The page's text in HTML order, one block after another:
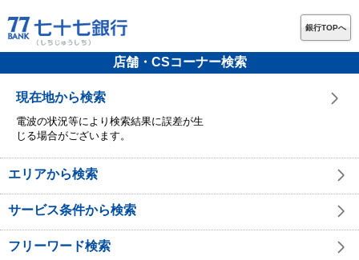
銀行TOPへ
店舗・CSコーナー検索
現在地から検索
電波の状況等により検索結果に誤差が生
じる場合がございます。
エリアから検索
サービス条件から検索
フリーワード検索